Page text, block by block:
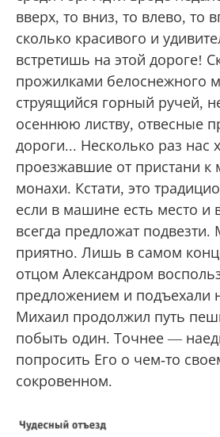
Александром и Михаилом
пешком в болгарский
прибрежной дороге дошли
пристани. Постояли на
отправились вглубь
Зограф расположен на
среди гор. Идти вроде
вверх, то вниз, то влево, то
сколько красивого и
встретишь на этой дороге!
прожилками белоснежного
струящийся горный ручей,
осеннюю листву, отвесные
дороги... Несколько раз нас
проезжавшие от пристани к
монахи. Кстати, это
если в машине есть место и
всегда предложат подвезти.
отцом Александром